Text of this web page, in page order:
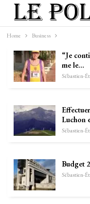
Home Business
“Je
me le…
Luchon
Budget